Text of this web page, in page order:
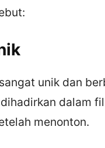
unik dan
dalam
menonton.